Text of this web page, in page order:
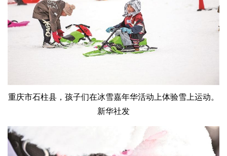
重庆市石柱县，孩子们在冰雪嘉年华活动上体验雪上运动。
新华社发